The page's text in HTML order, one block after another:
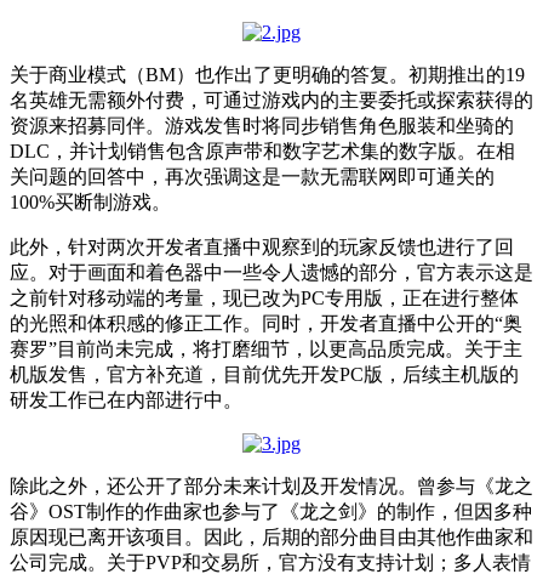
关于商业模式（BM）也作出了更明确的答复。初期推出的19
名英雄无需额外付费，可通过游戏内的主要委托或探索获得的
资源来招募同伴。游戏发售时将同步销售角色服装和坐骑的
DLC，并计划销售包含原声带和数字艺术集的数字版。在相
关问题的回答中，再次强调这是一款无需联网即可通关的
100%买断制游戏。
此外，针对两次开发者直播中观察到的玩家反馈也进行了回
应。对于画面和着色器中一些令人遗憾的部分，官方表示这是
之前针对移动端的考量，现已改为PC专用版，正在进行整体
的光照和体积感的修正工作。同时，开发者直播中公开的“奥
赛罗”目前尚未完成，将打磨细节，以更高品质完成。关于主
机版发售，官方补充道，目前优先开发PC版，后续主机版的
研发工作已在内部进行中。
除此之外，还公开了部分未来计划及开发情况。曾参与《龙之
谷》OST制作的作曲家也参与了《龙之剑》的制作，但因多种
原因现已离开该项目。因此，后期的部分曲目由其他作曲家和
公司完成。关于PVP和交易所，官方没有支持计划；多人表情